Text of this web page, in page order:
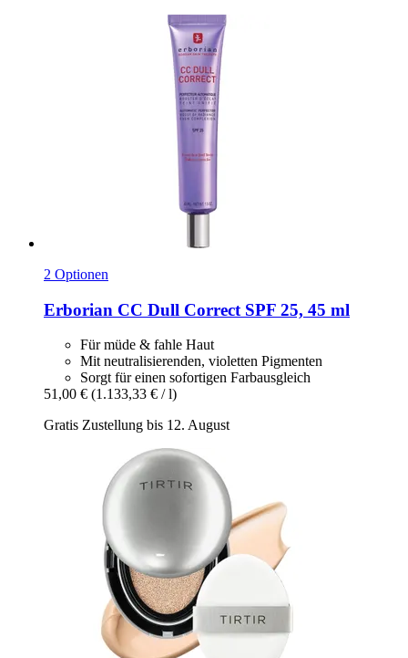
2 Optionen
Erborian CC Dull Correct SPF 25, 45 ml
Für müde & fahle Haut
Mit neutralisierenden, violetten Pigmenten
Sorgt für einen sofortigen Farbausgleich
51,00 € (1.133,33 € / l)
Gratis Zustellung bis 12. August